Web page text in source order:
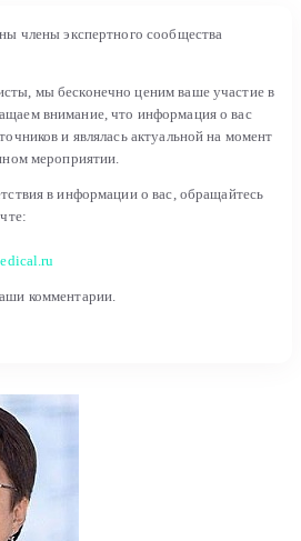
члены экспертного сообщества
мы бесконечно ценим ваше участие в
внимание, что информация о вас
и являлась актуальной на момент
мероприятии.
в информации о вас, обращайтесь
комментарии.